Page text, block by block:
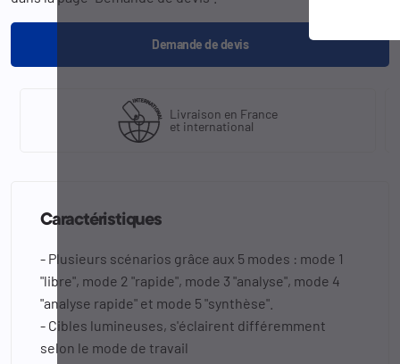
Demande de devis
Livraison en France
et international
Caractéristiques
- Plusieurs scénarios grâce aux 5 modes : mode 1
"libre", mode 2 "rapide", mode 3 "analyse", mode 4
"analyse rapide" et mode 5 "synthèse".
- Cibles lumineuses, s'éclairent différemment
selon le mode de travail